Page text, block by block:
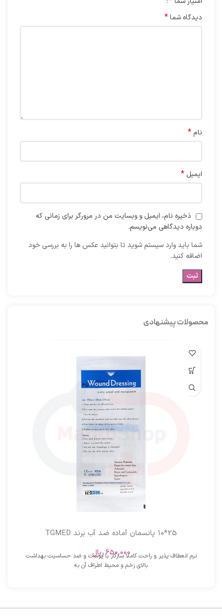
دیدگاه شما*
نام *
ایمیل *
ذخیره نام، ایمیل و وبسایت من در مرورگر برای زمانی که
دوباره دیدگاهی می‌نویسم.
شما باید وارد سیستم شوید تا بتوانید عکس ها را به بررسی خود
اضافه کنید.
محصولات پیشنهادی
25*10 پانسمان آماده ضد آب برند TGMED
650,000ریال
نرم انعطاف پذیر و راحت کاملا سازگار با پوست و ضد حساسیت بهداشت
بالای زخم و محیط اطراف آن به